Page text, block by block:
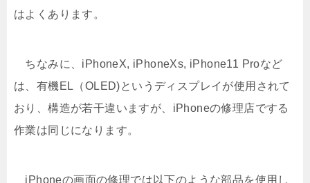
はよくあります。
ちなみに、iPhoneX, iPhoneXs, iPhone11 Proなど
は、有機EL（OLED)というディスプレイが使用されて
おり、構造が若干違いますが、iPhoneの修理店でする
作業は同じになります。
iPhoneの画面の修理では以下のような部品を使用し